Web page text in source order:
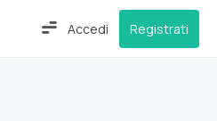
Accedi Registrati